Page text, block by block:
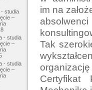
studia
–
- studia
–
- studia
–
im na
Tak
Certyfikat